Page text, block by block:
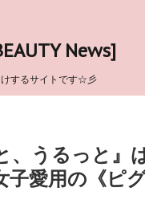
News]
するサイトです☆彡
、うるっと』
愛用の《ピグ